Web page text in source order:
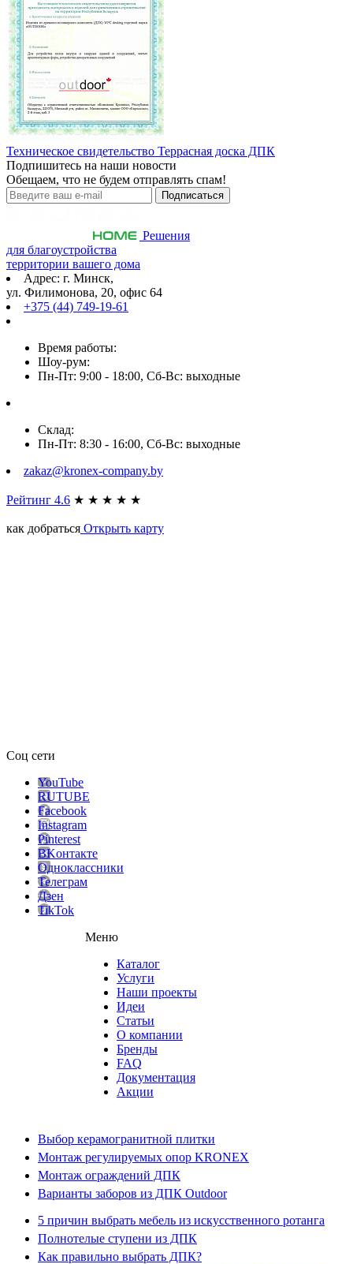
Техническое свидетельство Террасная доска ДПК
Подпишитесь на наши новости
Обещаем, что не будем отправлять спам!
Решения
для благоустройства
территории вашего дома
Адрес: г. Минск,
ул. Филимонова, 20, офис 64
+375 (44) 749-19-61
Время работы:
Шоу-рум:
Пн-Пт: 9:00 - 18:00, Сб-Вс: выходные
Склад:
Пн-Пт: 8:30 - 16:00, Сб-Вс: выходные
zakaz@kronex-company.by
Рейтинг 4.6 ★ ★ ★ ★ ★
как добраться Открыть карту
Соц сети
YouTube
RUTUBE
Facebook
Instagram
Pinterest
ВKонтакте
Одноклассники
Телеграм
Дзен
TikTok
Меню
Каталог
Услуги
Наши проекты
Идеи
Статьи
О компании
Бренды
FAQ
Документация
Акции
Выбор керамогранитной плитки
Монтаж регулируемых опор KRONEX
Монтаж ограждений ДПК
Варианты заборов из ДПК Outdoor
5 причин выбрать мебель из искусственного ротанга
Полнотелые ступени из ДПК
Как правильно выбрать ДПК?